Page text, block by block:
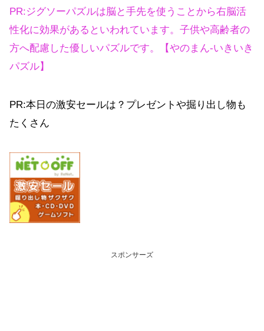
PR:ジグソーパズルは脳と手先を使うことから右脳活
性化に効果があるといわれています。子供や高齢者の
方へ配慮した優しいパズルです。【やのまん-いきいき
パズル】
PR:本日の激安セールは？プレゼントや掘り出し物も
たくさん
スポンサーズ